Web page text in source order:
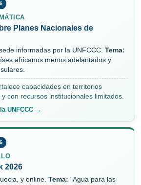
Planes Nacionales de
informadas por la UNFCCC. Tema:
africanos menos adelantados y
capacidades en territorios
con recursos institucionales limitados.
UNFCCC →
2026
y online. Tema: “Agua para las